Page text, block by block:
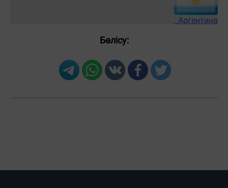
Аргентина
Бөлісу: